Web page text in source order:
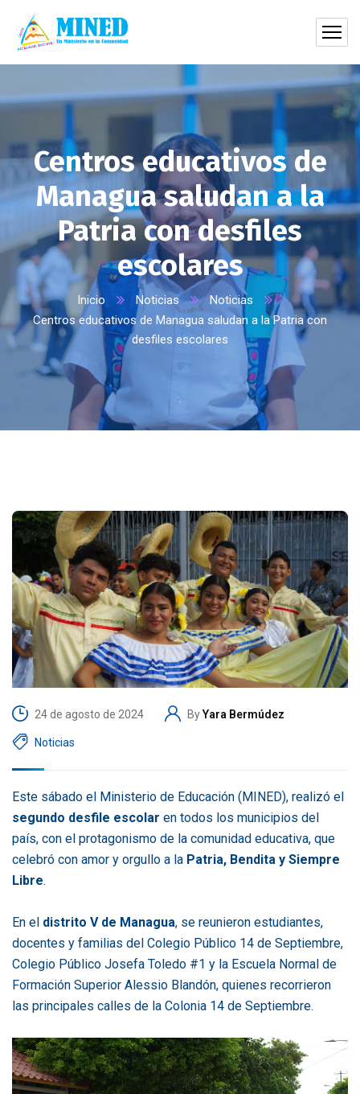
Centros educativos de
Managua saludan a la
Patria con desfiles
escolares
Inicio Noticias
Noticias
Centros educativos de Managua saludan a la Patria con
desfiles escolares
24 de agosto de 2024 ByYara Bermúdez
Noticias
Este sábado el Ministerio de Educación (MINED), realizó el
segundo desfile escolar en todos los municipios del
país, con el protagonismo de la comunidad educativa, que
celebró con amor y orgullo a la Patria, Bendita y Siempre
Libre.
En el distrito V de Managua, se reunieron estudiantes,
docentes y familias del Colegio Público 14 de Septiembre,
Colegio Público Josefa Toledo #1 y la Escuela Normal de
Formación Superior Alessio Blandón, quienes recorrieron
las principales calles de la Colonia 14 de Septiembre.